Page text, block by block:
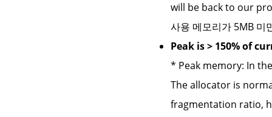
will be back to our
사용 메모리가 5MB 미
Peak is > 150% of
* Peak memory: In
The allocator is
fragmentation ratio,